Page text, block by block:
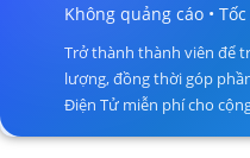
Không quảng cáo •
Trở thành thành viên để
lượng, đồng thời góp
Điện Tử miễn phí cho